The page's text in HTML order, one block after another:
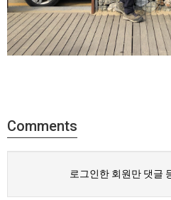
Comments
로그인한 회원만 댓글